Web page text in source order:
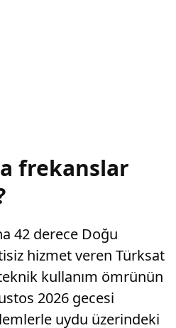
frekanslar
42 derece Doğu
hizmet veren Türksat
kullanım ömrünün
2026 gecesi
uydu üzerindeki